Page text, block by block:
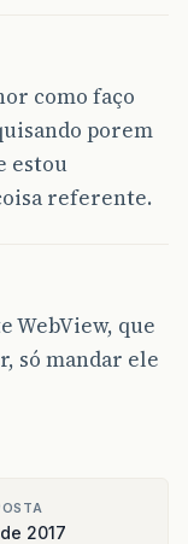
como faço
porem
estou
referente.
WebView, que
só mandar ele
2017